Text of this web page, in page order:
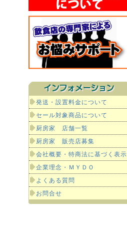
発送・設置料金について
セール対象商品について
厨房家 店舗一覧
厨房家 販売店募集
会社概要・特商法に基づく表示
企業理念・ＭＹＤＯ
よくある質問
お問合せ